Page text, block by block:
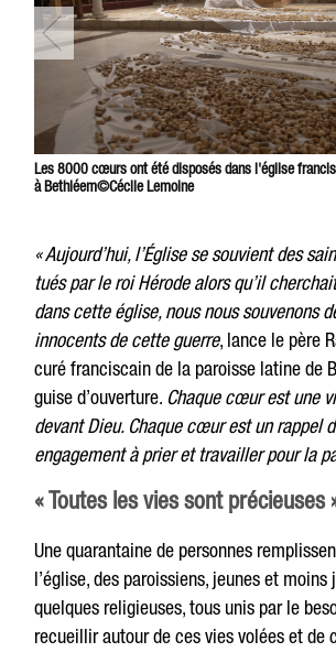
Les 8000 cœurs ont été disposés dans l'église
à Bethléem©Cécile Lemoine
«Aujourd’hui, l’Église se souvient des
tués par le roi Hérode alors qu’il
dans cette église, nous nous souvenons
innocents de cette guerre, lance le père
curé franciscain de la paroisse latine de
guise d’ouverture. Chaque cœur est une
devant Dieu. Chaque cœur est un rappel
engagement à prier et travailler pour la
« Toutes les vies sont précieuses
Une quarantaine de personnes
l’église, des paroissiens, jeunes et moins
quelques religieuses, tous unis par le
recueillir autour de ces vies volées et de